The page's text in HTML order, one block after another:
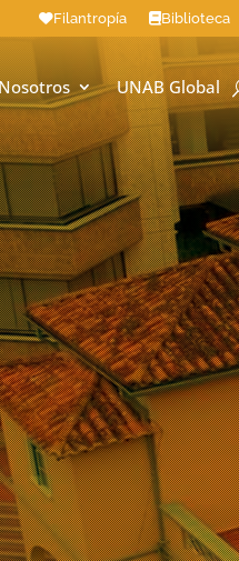
Filantropía Biblioteca
UNAB Global